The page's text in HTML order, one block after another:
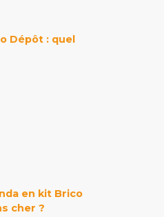
Dépôt : quel
en kit Brico
cher ?